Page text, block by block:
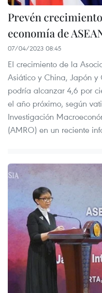
Prevén
economía de
07/04/2023 08:45
El crecimiento de la
Asiático y China, Japón y
podría alcanzar 4,6 por
el año próximo, según
Investigación
(AMRO) en un reciente